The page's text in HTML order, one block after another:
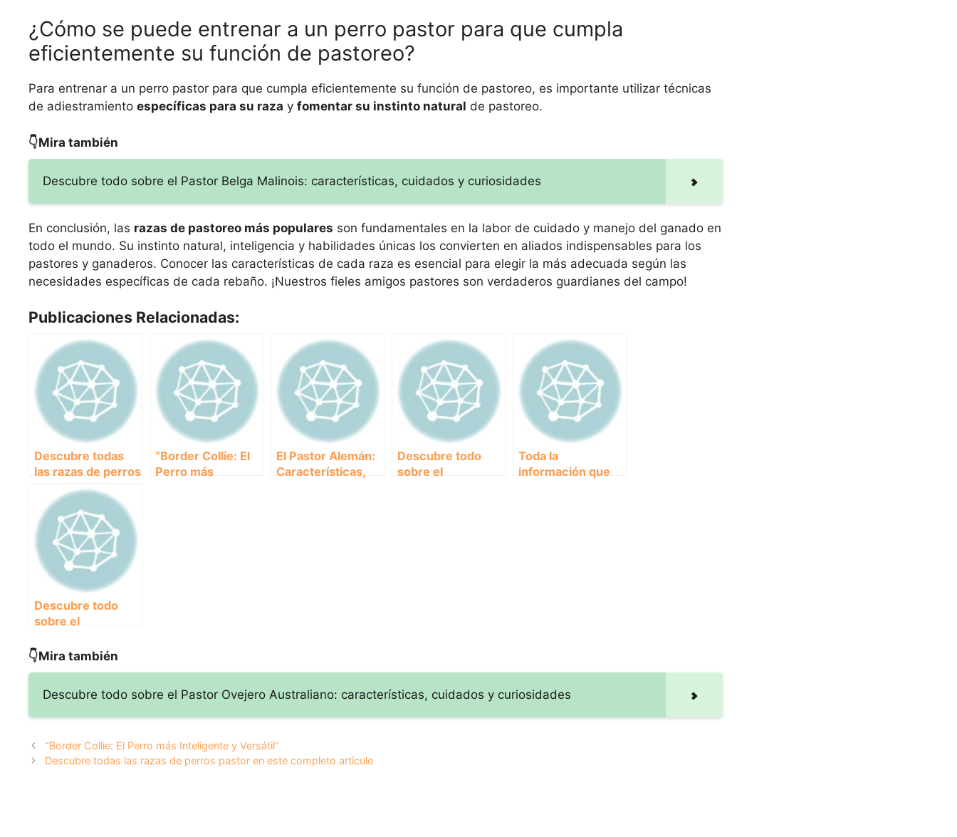
¿Cómo se puede entrenar a un perro pastor para que cumpla
eficientemente su función de pastoreo?
Para entrenar a un perro pastor para que cumpla eficientemente su función de pastoreo, es importante utilizar técnicas
de adiestramiento específicas para su raza y fomentar su instinto natural de pastoreo.
👇Mira también
Descubre todo sobre el Pastor Belga Malinois: características, cuidados y curiosidades
En conclusión, las razas de pastoreo más populares son fundamentales en la labor de cuidado y manejo del ganado en
todo el mundo. Su instinto natural, inteligencia y habilidades únicas los convierten en aliados indispensables para los
pastores y ganaderos. Conocer las características de cada raza es esencial para elegir la más adecuada según las
necesidades específicas de cada rebaño. ¡Nuestros fieles amigos pastores son verdaderos guardianes del campo!
Publicaciones Relacionadas:
Descubre todas
las razas de perros
pastor en este
completo artículo
“Border Collie: El
Perro más
El Pastor Alemán:
Características,
Descubre todo
sobre el
Toda la
información que
Descubre todo
sobre el
de Canaán:
cuidados
👇Mira también
Descubre todo sobre el Pastor Ovejero Australiano: características, cuidados y curiosidades
“Border Collie: El Perro más Inteligente y Versátil”
Descubre todas las razas de perros pastor en este completo artículo